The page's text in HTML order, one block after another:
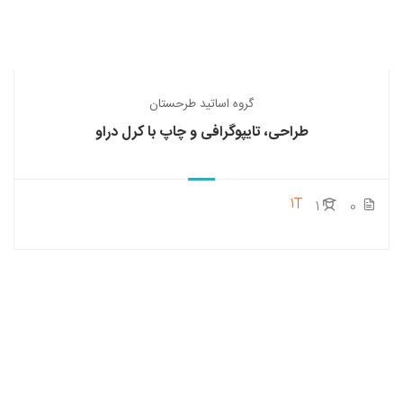
گروه اساتید طرحستان
طراحی، تایپوگرافی و چاپ با کرل دراو
0
1
1T